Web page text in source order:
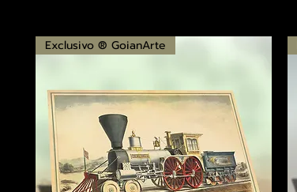
Exclusivo ® GoianArte